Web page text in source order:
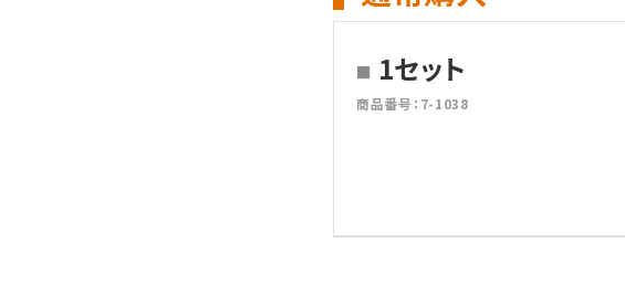
1セット
商品番号：7-1038